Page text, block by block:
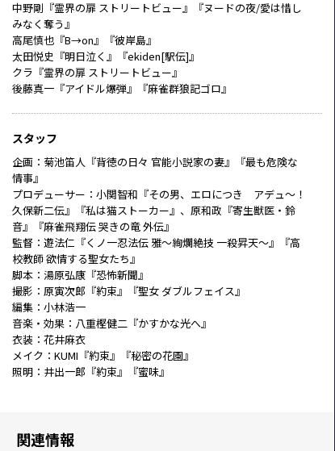
中野剛『霊界の扉 ストリートビュー』『ヌードの夜/愛は惜し
みなく奪う』
高尾慎也『B→on』『彼岸島』
太田悦史『明日泣く』『ekiden[駅伝]』
クラ『霊界の扉 ストリートビュー』
後藤真一『アイドル爆弾』『麻雀群狼記ゴロ』
スタッフ
企画：菊池笛人『背徳の日々 官能小説家の妻』『最も危険な
情事』
プロデューサー：小関智和『その男、エロにつき アデュ～！
久保新二伝』『私は猫ストーカー』、原和政『寄生獣医・鈴
音』『麻雀飛翔伝 哭きの竜 外伝』
監督：遊法仁『くノ一忍法伝 雅～絢爛絶技 一殺昇天～』『高
校教師 欲情する聖女たち』
脚本：湯原弘康『恐怖新聞』
撮影：原寅次郎『約束』『聖女 ダブルフェイス』
編集：小林浩一
音楽・効果：八重樫健二『かすかな光へ』
衣装：花井麻衣
メイク：KUMI『約束』『秘密の花園』
照明：井出一郎『約束』『蜜味』
関連情報